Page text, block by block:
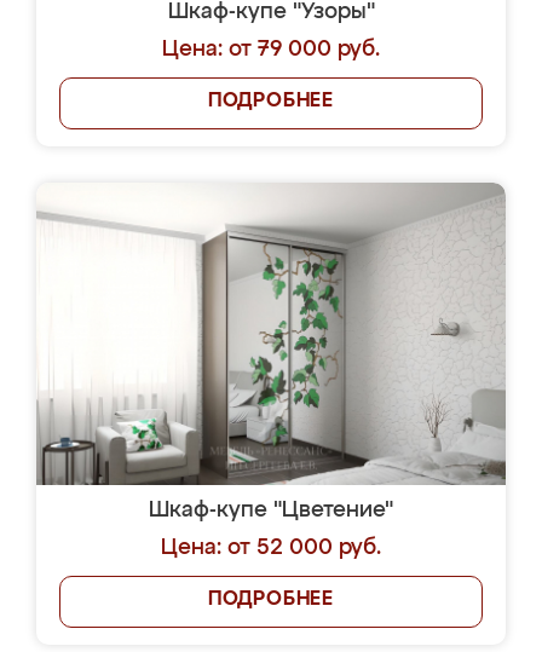
Шкаф-купе "Узоры"
Цена: от 79 000 руб.
ПОДРОБНЕЕ
Шкаф-купе "Цветение"
Цена: от 52 000 руб.
ПОДРОБНЕЕ